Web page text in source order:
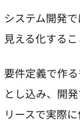
システム開発
見える化するこ
要件定義で作
とし込み、開
リースで実際